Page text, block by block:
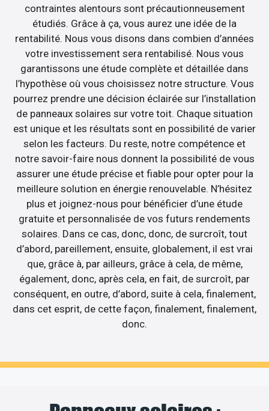
contraintes alentours sont précautionneusement
étudiés. Grâce à ça, vous aurez une idée de la
rentabilité. Nous vous disons dans combien d’années
votre investissement sera rentabilisé. Nous vous
garantissons une étude complète et détaillée dans
l’hypothèse où vous choisissez notre structure. Vous
pourrez prendre une décision éclairée sur l’installation
de panneaux solaires sur votre toit. Chaque situation
est unique et les résultats sont en possibilité de varier
selon les facteurs. Du reste, notre compétence et
notre savoir-faire nous donnent la possibilité de vous
assurer une étude précise et fiable pour opter pour la
meilleure solution en énergie renouvelable. N’hésitez
plus et joignez-nous pour bénéficier d’une étude
gratuite et personnalisée de vos futurs rendements
solaires. Dans ce cas, donc, donc, de surcroît, tout
d’abord, pareillement, ensuite, globalement, il est vrai
que, grâce à, par ailleurs, grâce à cela, de même,
également, donc, après cela, en fait, de surcroît, par
conséquent, en outre, d’abord, suite à cela, finalement,
dans cet esprit, de cette façon, finalement, finalement,
donc.